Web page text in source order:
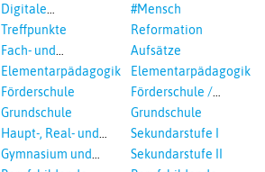
Digitale
Veranstaltungen
Treffpunkte
Fach- und
Studientagungen
Elementarpädagogik
Förderschule
Grundschule
Haupt-, Real- und
Oberschule
Gymnasium und
#Mensch
Reformation
Aufsätze
Elementarpädagogik
Förderschule /
Inklusion
Grundschule
Sekundarstufe I
Sekundarstufe II